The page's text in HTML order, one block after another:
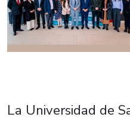
La Universidad de